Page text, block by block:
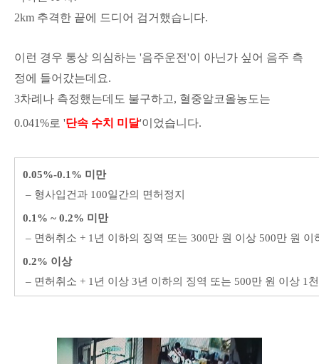
2km 추격한 끝에 드디어 검거했습니다.
이런 경우 통상 의심하는 '음주운전'이 아닌가 싶어 음주 측
정에 들어갔는데요.
3차례나 측정했는데도 불구하고, 혈중알코올농도는
0.041%로 '단속 수치 미달'이었습니다.
0.05%-0.1% 미만
– 형사입건과 100일간의 면허정지
0.1% ~ 0.2% 미만
– 면허취소 + 1년 이하의 징역 또는 300만 원 이상 500만 원 이
0.2% 이상
– 면허취소 + 1년 이상 3년 이하의 징역 또는 500만 원 이상 1